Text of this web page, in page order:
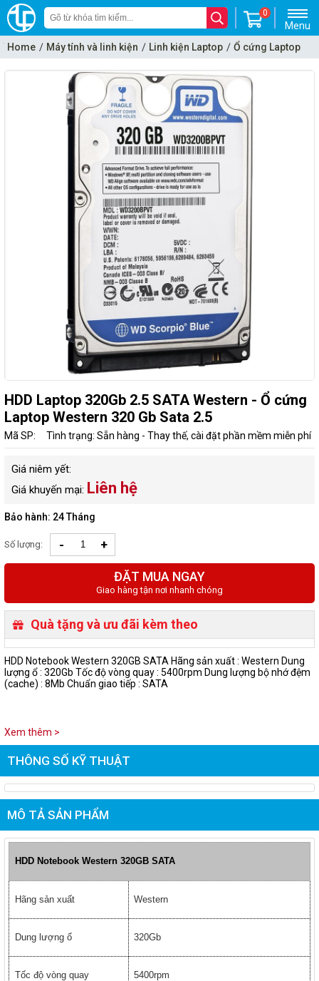
Menu
0
Home Máy tính và linh kiện Linh kiện Laptop Ổ cứng Laptop
HDD Laptop 320Gb 2.5 SATA Western - Ổ cứng
Laptop Western 320 Gb Sata 2.5
Mã SP: Tình trạng: Sẵn hàng - Thay thế, cài đặt phần mềm miễn phí
Giá niêm yết:
Giá khuyến mại: Liên hệ
Bảo hành: 24 Tháng
Số lượng: - +
ĐẶT MUA NGAY
Giao hàng tận nơi nhanh chóng
Quà tặng và ưu đãi kèm theo
HDD Notebook Western 320GB SATA Hãng sản xuất : Western Dung
lượng ổ : 320Gb Tốc độ vòng quay : 5400rpm Dung lượng bộ nhớ đệm
(cache) : 8Mb Chuẩn giao tiếp : SATA
Xem thêm >
THÔNG SỐ KỸ THUẬT
MÔ TẢ SẢN PHẨM
HDD Notebook Western 320GB SATA
Hãng sản xuất Western
Dung lượng ổ 320Gb
Tốc độ vòng quay 5400rpm